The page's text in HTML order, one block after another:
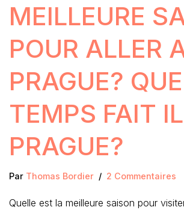
MEILLEURE
POUR ALLER
PRAGUE?
TEMPS FAIT
PRAGUE?
Par Thomas Bordier 2 Commentaires
Quelle est la meilleure saison pour